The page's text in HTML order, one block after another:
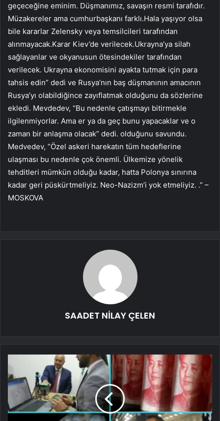
geçeceğine eminim. Düşmanımız, savaşın resmi tarafıdır.
Müzakereler ama cumhurbaşkanı farklı.Hala yaşıyor olsa
bile kararlar Zelensky veya temsilcileri tarafından
alınmayacak.Karar Kiev’de verilecek.Ukrayna’ya silah
sağlayanlar ve okyanusun ötesindekiler tarafından
verilecek. Ukrayna ekonomisini ayakta tutmak için para
tahsis edin” dedi ve Rusya’nın baş düşmanının amacının
Rusya’yı olabildiğince zayıflatmak olduğunu da sözlerine
ekledi. Mevdedev, “Bu nedenle çatışmayı bitirmekle
ilgilenmiyorlar. Ama er ya da geç bunu yapacaklar ve o
zaman bir anlaşma olacak” dedi. olduğunu savundu.
Medvedev, “Özel askeri harekatın tüm hedeflerine
ulaşması bu nedenle çok önemli. Ülkemize yönelik
tehditleri mümkün olduğu kadar, hatta Polonya sınırına
kadar geri püskürtmeliyiz. Neo-Nazizm’i yok etmeliyiz. .” –
MOSKOVA
SAADET NİLAY ÇELEN